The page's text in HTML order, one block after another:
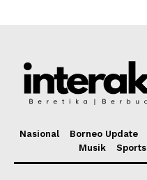
Nasional Borneo Update
Musik
Sports